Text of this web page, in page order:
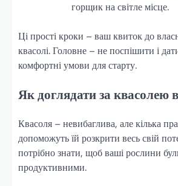
горщик на світле місце.
Ці прості кроки – ваш квиток до
квасолі. Головне – не поспішити і
комфортні умови для старту.
Як доглядати за квасолею
Квасоля – невибаглива, але кілька
допоможуть їй розкрити весь свій
потрібно знати, щоб ваші рослини
продуктивними.